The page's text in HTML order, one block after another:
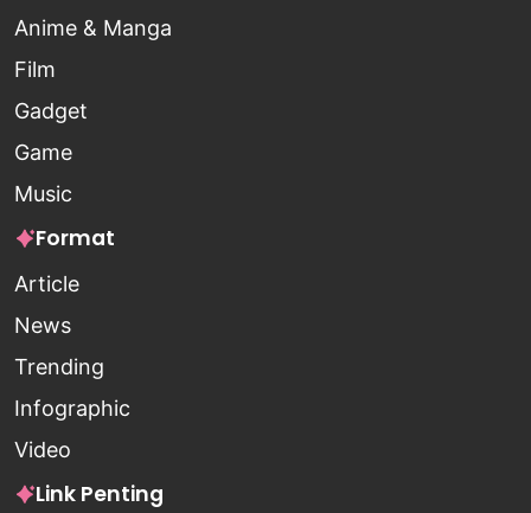
Anime & Manga
Film
Gadget
Game
Music
Format
Article
News
Trending
Infographic
Video
Link Penting